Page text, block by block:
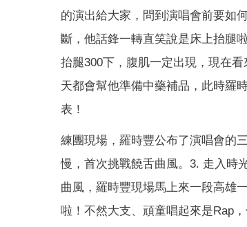
的演出給大家，問到演唱會前要如
斷，他話鋒一轉直笑說是床上抬腿
抬腿300下，腹肌一定出現，現在
天都會幫他準備中藥補品，此時羅
表！
練團現場，羅時豐公布了演唱會的
慢，首次挑戰饒舌曲風。3. 走入時
曲風，羅時豐現場馬上來一段高雄
啦！不然大支、頑童唱起來是Rap